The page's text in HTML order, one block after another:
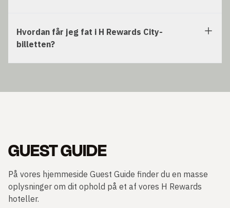
Hvordan får jeg fat i H Rewards City-
billetten?
GUEST GUIDE
På vores hjemmeside Guest Guide finder du en masse
oplysninger om dit ophold på et af vores H Rewards
hoteller.